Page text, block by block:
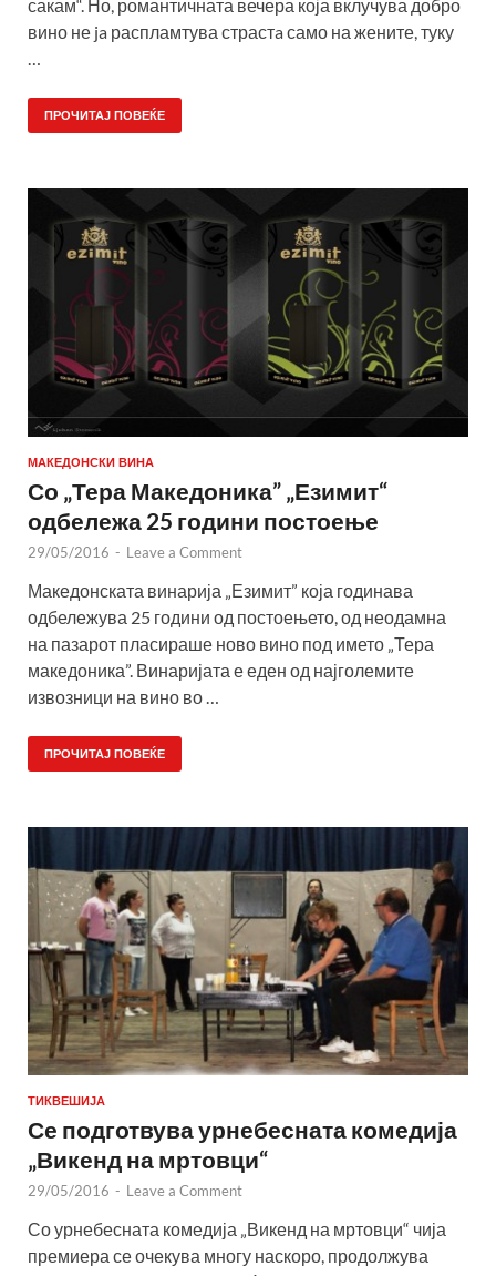
сакам“. Но, романтичната вечера која вклучува добро
вино не ja распламтува страстa само на жените, туку
…
ПРОЧИТАЈ ПОВЕЌЕ
МАКЕДОНСКИ ВИНА
Со „Тера Македоника” „Езимит“
одбележа 25 години постоење
29/05/2016 - Leave a Comment
Македонската винарија „Езимит” која годинава
одбележува 25 години од постоењето, од неодамна
на пазарот пласираше ново вино под името „Тера
македоника”. Винаријата е еден од најголемите
извозници на вино во …
ПРОЧИТАЈ ПОВЕЌЕ
ТИКВЕШИЈА
Се подготвува урнебесната комедија
„Викенд на мртовци“
29/05/2016 - Leave a Comment
Со урнебесната комедија „Викенд на мртовци“ чија
премиера се очекува многу наскоро, продолжува